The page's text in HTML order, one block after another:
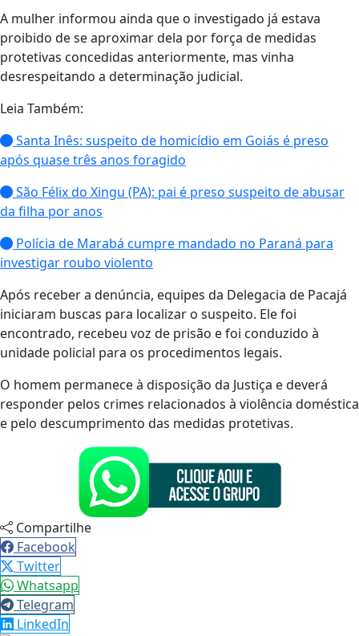
A mulher informou ainda que o investigado já estava
proibido de se aproximar dela por força de medidas
protetivas concedidas anteriormente, mas vinha
desrespeitando a determinação judicial.
Leia Também:
Santa Inês: suspeito de homicídio em Goiás é preso
após quase três anos foragido
São Félix do Xingu (PA): pai é preso suspeito de abusar
da filha por anos
Polícia de Marabá cumpre mandado no Paraná para
investigar roubo violento
Após receber a denúncia, equipes da Delegacia de Pacajá
iniciaram buscas para localizar o suspeito. Ele foi
encontrado, recebeu voz de prisão e foi conduzido à
unidade policial para os procedimentos legais.
O homem permanece à disposição da Justiça e deverá
responder pelos crimes relacionados à violência doméstica
e pelo descumprimento das medidas protetivas.
Compartilhe
Facebook
Twitter
Whatsapp
Telegram
LinkedIn